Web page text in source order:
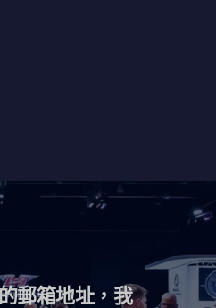
郵箱地址，我